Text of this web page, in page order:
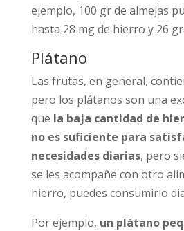
ejemplo, 100 gr de almejas
hasta 28 mg de hierro y 26
Plátano
Las frutas, en general,
pero los plátanos son una
que la baja cantidad de
no es suficiente para
necesidades diarias, pero
se les acompañe con otro
hierro, puedes consumirlo
Por ejemplo, un plátano